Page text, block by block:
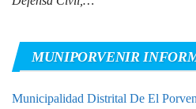
MUNIPORVENIR
Municipalidad Distrital De El